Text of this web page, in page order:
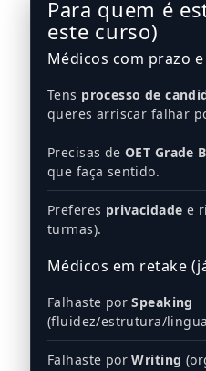
Para quem é
este curso)
Médicos com prazo
Tens processo de
queres arriscar falhar
Precisas deOET Grade B
que faça sentido.
Preferes privacidade e
turmas).
Médicos em retake
Falhaste porSpeaking
(fluidez/estrutura/
Falhaste porWriting